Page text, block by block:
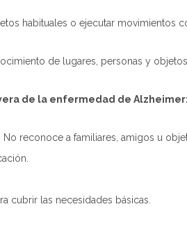
habituales o ejecutar movimientos
de lugares, personas y objetos.
de la enfermedad de
reconoce a familiares, amigos u
cubrir las necesidades básicas.